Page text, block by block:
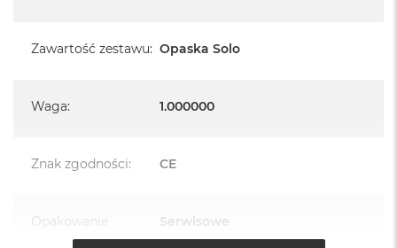
Zawartość zestawu: Opaska Solo
Waga: 1.000000
Znak zgodności: CE
Opakowanie
(pudełko):
Serwisowe